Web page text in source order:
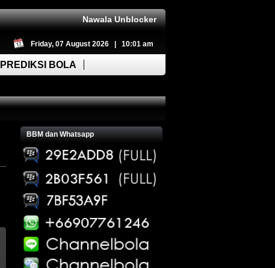
Nawala Unblocker
Friday, 07 August 2026 | 10:01 am
PREDIKSI BOLA
BBM dan Whatsapp